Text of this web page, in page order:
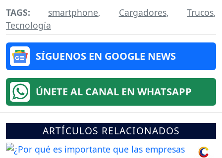
TAGS: smartphone, Cargadores,Trucos,
Tecnología
SÍGUENOS EN GOOGLE NEWS
ÚNETE AL CANAL EN WHATSAPP
ARTÍCULOS RELACIONADOS